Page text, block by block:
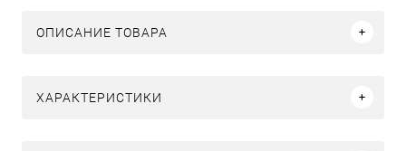
ОПИСАНИЕ ТОВАРА
ХАРАКТЕРИСТИКИ